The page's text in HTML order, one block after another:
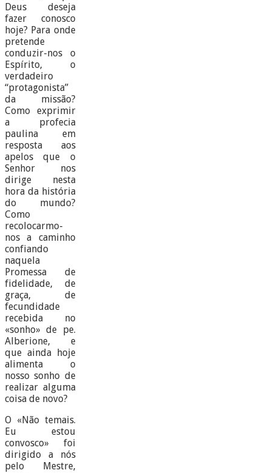
Deus deseja
fazer conosco
hoje? Para onde
pretende
conduzir-nos o
Espírito, o
verdadeiro
“protagonista”
da missão?
Como exprimir
a profecia
paulina em
resposta aos
apelos que o
Senhor nos
dirige nesta
hora da história
do mundo?
Como
recolocarmo-
nos a caminho
confiando
naquela
Promessa de
fidelidade, de
graça, de
fecundidade
recebida no
«sonho» de pe.
Alberione, e
que ainda hoje
alimenta o
nosso sonho de
realizar alguma
coisa de novo?
O «Não temais.
Eu estou
convosco» foi
dirigido a nós
pelo Mestre,